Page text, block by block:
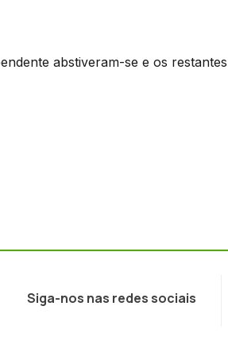
abstiveram-se e os
Siga-nos nas redes sociais